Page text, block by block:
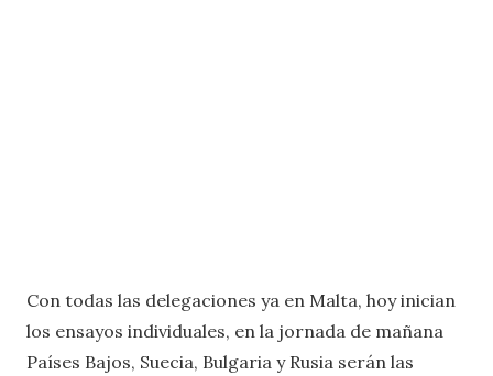
Con todas las delegaciones ya en Malta, hoy inician
los ensayos individuales, en la jornada de mañana
Países Bajos, Suecia, Bulgaria y Rusia serán las